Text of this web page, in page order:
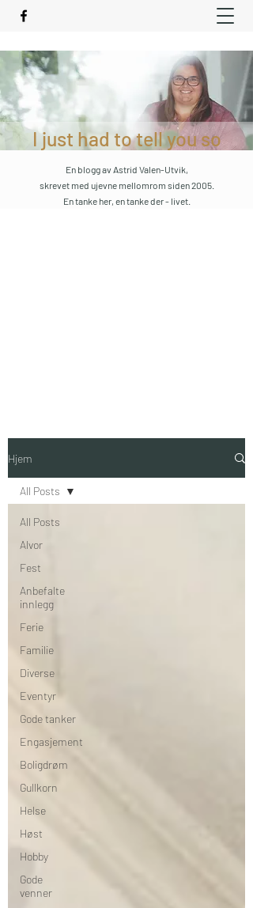
Siste fra Instagram
Hjem
All Posts
Alvor
Fest
Anbefalte
innlegg
Ferie
Familie
Diverse
Eventyr
Gode tanker
Engasjement
Boligdrøm
Gullkorn
Helse
Høst
Hobby
Gode
venner
All Posts
I just had to tell you so
En blogg av Astrid Valen-Utvik,
skrevet med ujevne mellomrom siden 2005.
En tanke her, en tanke der - livet.